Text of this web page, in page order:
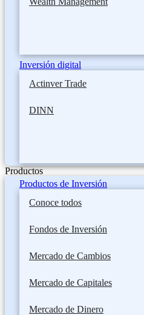
Inversión digital
Actinver Trade
DINN
Productos
Productos de Inversión
Conoce todos
Fondos de Inversión
Mercado de Cambios
Mercado de Capitales
Mercado de Dinero